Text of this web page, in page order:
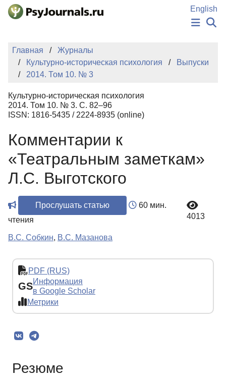
Перейти к основному содержанию
English
НОВОСТИ
КЛЮЧЕВЫЕ СЛОВА
Регистрация
Главная
Журналы
Культурно-историческая психология
Выпуски
2014. Том 10. № 3
Культурно-историческая психология
2014. Том 10. № 3. С. 82–96
ISSN: 1816-5435 / 2224-8935 (online)
Комментарии к
«Театральным заметкам»
Л.С. Выготского
Прослушать статью
60 мин.
чтения
4013
В.С. Собкин, В.С. Мазанова
PDF (RUS)
GSИнформация
в Google Scholar
Метрики
Резюме